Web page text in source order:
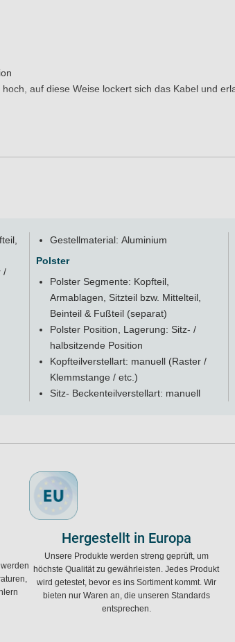
auf diese Weise lockert sich das Kabel und
Rückseite des Brustteils
fest an
die gewünschte Position)
Sie die Position anpassen können
/
Gestellmaterial: Aluminium
Polster
Polster Segmente: Kopfteil,
Armablagen, Sitzteil bzw. Mittelteil,
Beinteil & Fußteil (separat)
Polster Position, Lagerung: Sitz- /
halbsitzende Position
Kopfteilverstellart: manuell (Raster /
Klemmstange / etc.)
Sitz- Beckenteilverstellart: manuell
Hergestellt in Europa
Unsere Produkte werden streng geprüft, um
höchste Qualität zu gewährleisten. Jedes Produkt
wird getestet, bevor es ins Sortiment kommt. Wir
bieten nur Waren an, die unseren Standards
entsprechen.